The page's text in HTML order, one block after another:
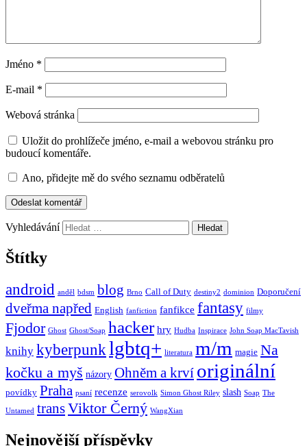
Jméno *
E-mail *
Webová stránka
Uložit do prohlížeče jméno, e-mail a webovou stránku pro
budoucí komentáře.
Ano, přidejte mě do svého seznamu odběratelů
Vyhledávání
Štítky
android anděl bdsm blog Brno Call of Duty destiny2 dominion Doporučení
dveřma napřed English fanfiction fanfikce fantasy filmy
Fjodor Ghost Ghost/Soap hacker hry Hudba Inspirace John Soap MacTavish
knihy kyberpunk lgbtq+ literatura m/m magie Na
kočku a myš názory Ohněm a krví originální
povídky Praha psaní recenze serovolk Simon Ghost Riley slash Soap The
Untamed transViktor Černý WangXian
Nejnovější příspěvky